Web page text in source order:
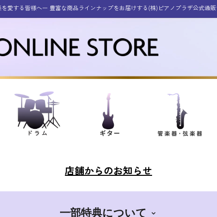
愛する皆様へー 豊富な商品ラインナップをお届けする(株)ピアノプラザ公式通
店舗からのお知らせ
一部特典について